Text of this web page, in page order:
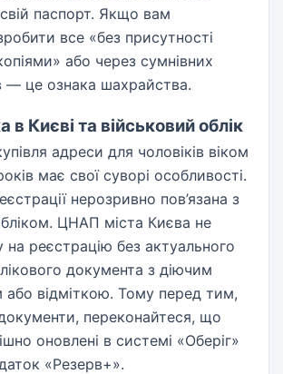
паспорт. Якщо вам
все «без присутності
або через сумнівних
— це ознака шахрайства.
в Києві та військовий облік
адреси для чоловіків віком
має свої суворі особливості.
нерозривно пов’язана з
ЦНАП міста Києва не
на реєстрацію без актуального
документа з діючим
відміткою. Тому перед тим,
переконайтеся, що
оновлені в системі «Оберіг»
«Резерв+».